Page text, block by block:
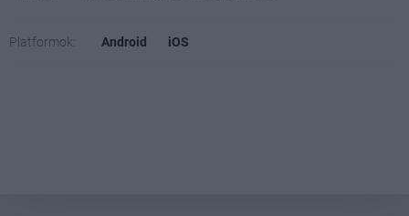
Platformok: Android iOS